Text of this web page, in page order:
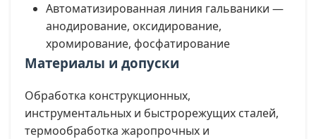
Автоматизированная линия гальваники —
анодирование, оксидирование,
хромирование, фосфатирование
Материалы и допуски
Обработка конструкционных,
инструментальных и быстрорежущих сталей,
термообработка жаропрочных и